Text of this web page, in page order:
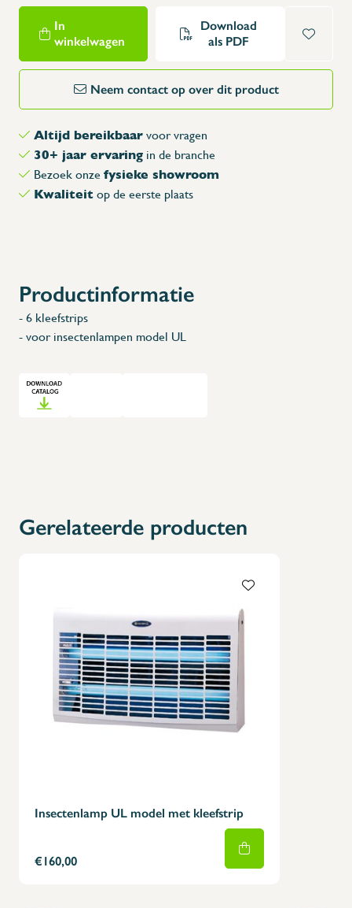
In
winkelwagen
Download
als PDF
Neem contact op over dit product
Altijd bereikbaar voor vragen
30+ jaar ervaring in de branche
Bezoek onze fysieke showroom
Kwaliteit op de eerste plaats
Productinformatie
- 6 kleefstrips
- voor insectenlampen model UL
Gerelateerde producten
Insectenlamp UL model met kleefstrip
€160,00